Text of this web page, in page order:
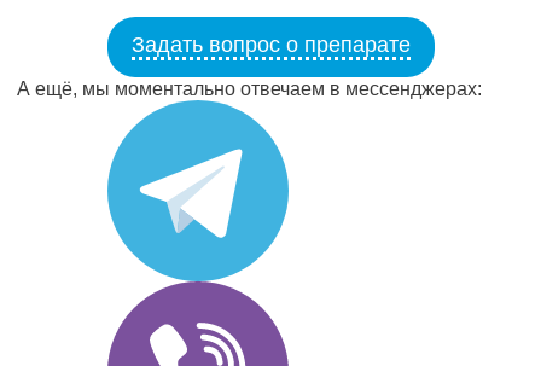
Задать вопрос о препарате
А ещё, мы моментально отвечаем в мессенджерах: